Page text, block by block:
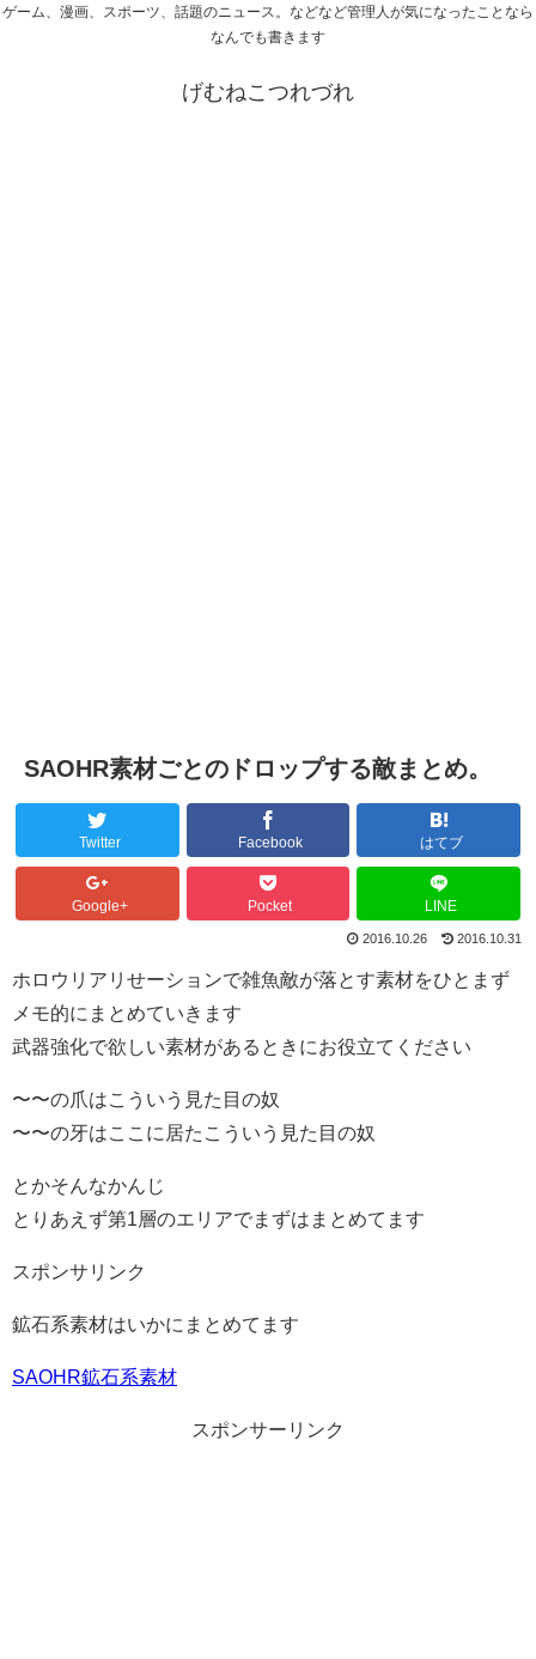
ゲーム、漫画、スポーツ、話題のニュース。などなど管理人が気になったことなら
なんでも書きます
げむねこつれづれ
SAOHR素材ごとのドロップする敵まとめ。
Twitter Facebook はてブ
Google+ Pocket LINE
2016.10.26 2016.10.31
ホロウリアリせーションで雑魚敵が落とす素材をひとまず
メモ的にまとめていきます
武器強化で欲しい素材があるときにお役立てください
〜〜の爪はこういう見た目の奴
〜〜の牙はここに居たこういう見た目の奴
とかそんなかんじ
とりあえず第1層のエリアでまずはまとめてます
スポンサリンク
鉱石系素材はいかにまとめてます
SAOHR鉱石系素材
スポンサーリンク